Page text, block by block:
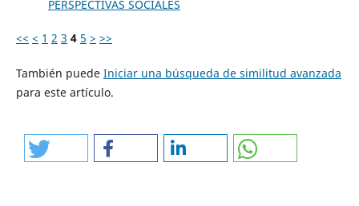
PERSPECTIVAS SOCIALES
<< < 1 2 3 4 5 > >>
También puede Iniciar una búsqueda de similitud avanzada
para este artículo.